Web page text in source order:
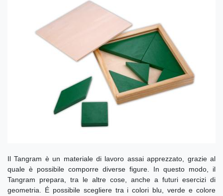
Il Tangram è un materiale di lavoro assai apprezzato, grazie al
quale è possibile comporre diverse figure. In questo modo, il
Tangram prepara, tra le altre cose, anche a futuri esercizi di
geometria. É possibile scegliere tra i colori blu, verde e colore